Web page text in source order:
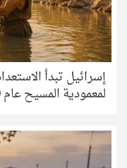
إسرائيل تبدأ
لمعمودية المسيح عام 2030